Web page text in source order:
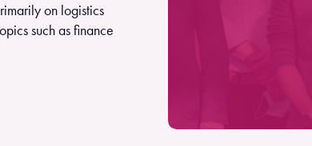
on logistics
such as finance